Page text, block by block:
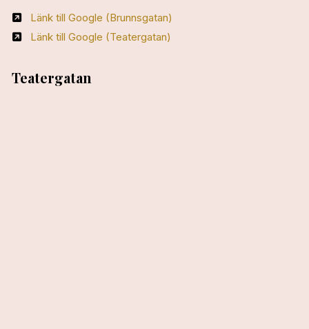
Länk till Google (Brunnsgatan)
Länk till Google (Teatergatan)
Teatergatan